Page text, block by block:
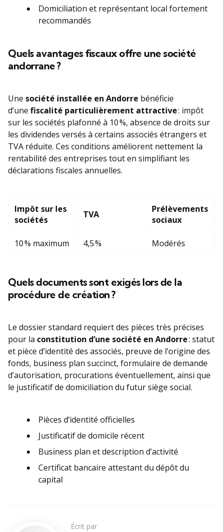
Domiciliation et représentant local fortement
recommandés
Quels avantages fiscaux offre une société
andorrane ?
Une société installée en Andorre bénéficie
d’une fiscalité particulièrement attractive: impôt
sur les sociétés plafonné à 10 %, absence de droits sur
les dividendes versés à certains associés étrangers et
TVA réduite. Ces conditions améliorent nettement la
rentabilité des entreprises tout en simplifiant les
déclarations fiscales annuelles.
Impôt sur les
sociétés
TVA
Prélèvements
sociaux
10 % maximum 4,5 % Modérés
Quels documents sont exigés lors de la
procédure de création ?
Le dossier standard requiert des pièces très précises
pour la constitution d’une société en Andorre: statut
et pièce d’identité des associés, preuve de l’origine des
fonds, business plan succinct, formulaire de demande
d’autorisation, procurations éventuellement, ainsi que
le justificatif de domiciliation du futur siège social.
Pièces d’identité officielles
Justificatif de domicile récent
Business plan et description d’activité
Certificat bancaire attestant du dépôt du
capital
Écrit par